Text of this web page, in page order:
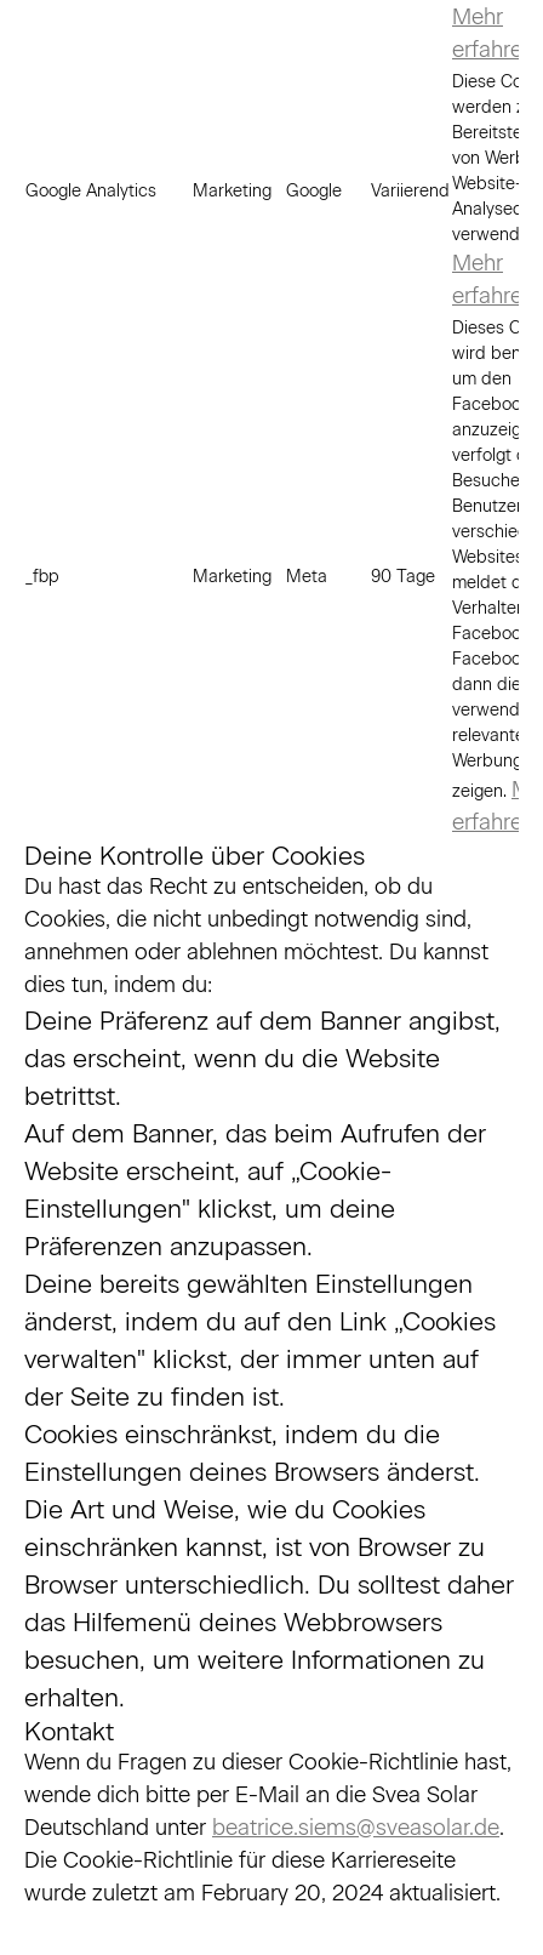
Mehr
erfahren
Google Analytics Marketing Google Variierend
Diese
werden zur
von
Website-
verwendet.
Mehr
erfahren
_fbp Marketing Meta 90 Tage
Dieses
wird
um den
Facebook-
verfolgt die
Besuche
Benutzers
Websites
meldet
Verhalten
Facebook.
Facebook
dann die
relevantere
Werbung
zeigen.
erfahren
Deine Kontrolle über Cookies
Du hast das Recht zu entscheiden, ob du
Cookies, die nicht unbedingt notwendig sind,
annehmen oder ablehnen möchtest. Du kannst
dies tun, indem du:
Deine Präferenz auf dem Banner angibst,
das erscheint, wenn du die Website
betrittst.
Auf dem Banner, das beim Aufrufen der
Website erscheint, auf „Cookie-
Einstellungen" klickst, um deine
Präferenzen anzupassen.
Deine bereits gewählten Einstellungen
änderst, indem du auf den Link „Cookies
verwalten" klickst, der immer unten auf
der Seite zu finden ist.
Cookies einschränkst, indem du die
Einstellungen deines Browsers änderst.
Die Art und Weise, wie du Cookies
einschränken kannst, ist von Browser zu
Browser unterschiedlich. Du solltest daher
das Hilfemenü deines Webbrowsers
besuchen, um weitere Informationen zu
erhalten.
Kontakt
Wenn du Fragen zu dieser Cookie-Richtlinie hast,
wende dich bitte per E-Mail an die Svea Solar
Deutschland unter beatrice.siems@sveasolar.de.
Die Cookie-Richtlinie für diese Karriereseite
wurde zuletzt am February 20, 2024 aktualisiert.